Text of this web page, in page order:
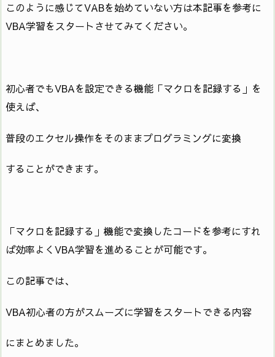
このように感じてVABを始めていない方は本記事を参考に
VBA学習をスタートさせてみてください。
初心者でもVBAを設定できる機能「マクロを記録する」を
使えば、
普段のエクセル操作をそのままプログラミングに変換
することができます。
「マクロを記録する」機能で変換したコードを参考にすれ
ば効率よくVBA学習を進めることが可能です。
この記事では、
VBA初心者の方がスムーズに学習をスタートできる内容
にまとめました。